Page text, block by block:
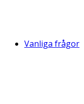
Vanliga frågor